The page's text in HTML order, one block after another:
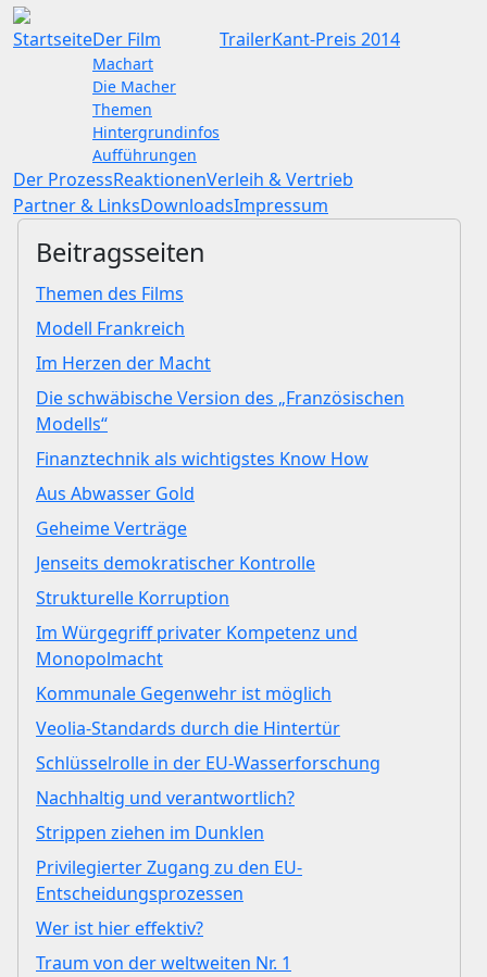
StartseiteDer Film
Machart
Die Macher
Themen
Hintergrundinfos
Aufführungen
TrailerKant-Preis 2014
Der ProzessReaktionenVerleih & Vertrieb
Partner & LinksDownloadsImpressum
Beitragsseiten
Themen des Films
Modell Frankreich
Im Herzen der Macht
Die schwäbische Version des „Französischen
Modells“
Finanztechnik als wichtigstes Know How
Aus Abwasser Gold
Geheime Verträge
Jenseits demokratischer Kontrolle
Strukturelle Korruption
Im Würgegriff privater Kompetenz und
Monopolmacht
Kommunale Gegenwehr ist möglich
Veolia-Standards durch die Hintertür
Schlüsselrolle in der EU-Wasserforschung
Nachhaltig und verantwortlich?
Strippen ziehen im Dunklen
Privilegierter Zugang zu den EU-
Entscheidungsprozessen
Wer ist hier effektiv?
Traum von der weltweiten Nr. 1